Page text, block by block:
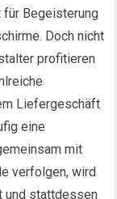
Begeisterung
Doch nicht
profitieren
Liefergeschäft
eine
mit
verfolgen, wird
und stattdessen